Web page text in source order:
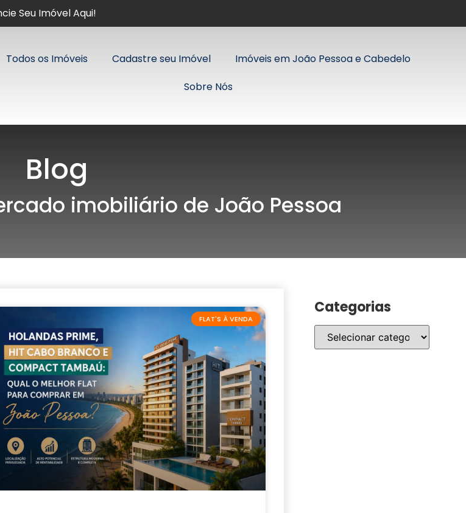
Seu Imóvel Aqui!
Todos os Imóveis Cadastre seu Imóvel
Imóveis em João Pessoa e Cabedelo
Sobre Nós
Blog
imobiliário de João Pessoa
FLAT'S À VENDA
Categorias